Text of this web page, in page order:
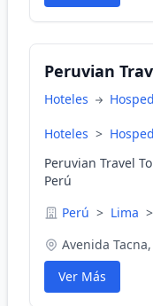
Peruvian
Hoteles
Hoteles >
Peruvian Travel
Perú
Perú > Lima >
Avenida
Ver Más